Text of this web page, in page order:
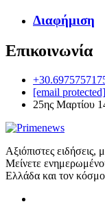
Διαφήμιση
Επικοινωνία
[email protected]
25ης Μαρτίου
Αξιόπιστες
Μείνετε
Ελλάδα και τον